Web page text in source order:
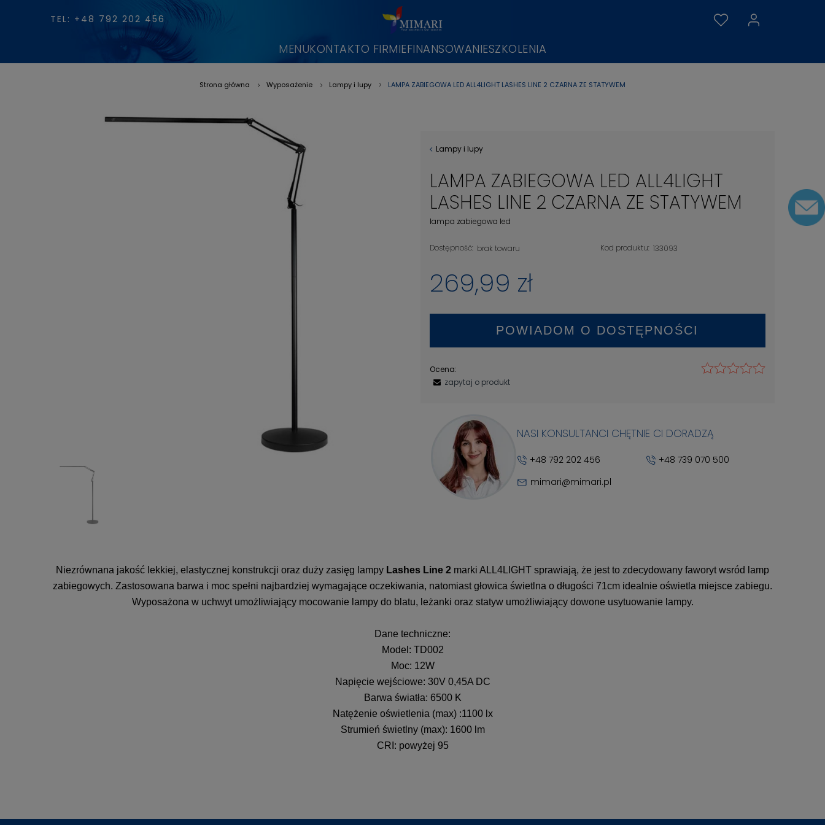
TEL: +48 792 202 456
MENUKONTAKTO FIRMIEFINANSOWANIESZKOLENIA
Strona główna Wyposażenie Lampy i lupy LAMPA ZABIEGOWA LED ALL4LIGHT LASHES LINE 2 CZARNA ZE STATYWEM
Lampy i lupy
LAMPA ZABIEGOWA LED ALL4LIGHT
LASHES LINE 2 CZARNA ZE STATYWEM
lampa zabiegowa led
Dostępność: brak towaru Kod produktu: 133093
269,99 zł
POWIADOM O DOSTĘPNOŚCI
Ocena:
zapytaj o produkt
NASI KONSULTANCI CHĘTNIE CI DORADZĄ
+48 792 202 456
+48 739 070 500
mimari@mimari.pl
Niezrównana jakość lekkiej, elastycznej konstrukcji oraz duży zasięg lampy Lashes Line 2 marki ALL4LIGHT sprawiają, że jest to zdecydowany faworyt wsród lamp
zabiegowych. Zastosowana barwa i moc spełni najbardziej wymagające oczekiwania, natomiast głowica świetlna o długości 71cm idealnie oświetla miejsce zabiegu.
Wyposażona w uchwyt umożliwiający mocowanie lampy do blatu, leżanki oraz statyw umożliwiający dowone usytuowanie lampy.
Dane techniczne:
Model: TD002
Moc: 12W
Napięcie wejściowe: 30V 0,45A DC
Barwa światła: 6500 K
Natężenie oświetlenia (max) :1100 lx
Strumień świetlny (max): 1600 lm
CRI: powyżej 95